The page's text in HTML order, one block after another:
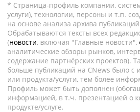
* Страница-профиль компании,
услуги), технологии, персоны и т.п.
на основе анализа архива
Обрабатываются тексты всех
(новости, включая "Главные новости",
аналитические обзоры рынков,
содержание партнёрских проектов).
больше публикаций на CNews было с
или продукта/услуги, тем более
Профиль может быть дополнен
информацией, в т.ч. презентацией о
продукте/услуге.